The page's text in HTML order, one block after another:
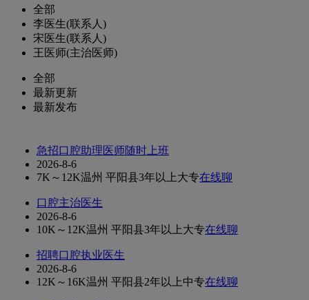
全部
李医生(联系人)
宋医生(联系人)
王医师(主治医师)
全部
最新更新
最新发布
急招口腔助理医师随时上班
2026-8-6
7K～12K温州 平阳县3年以上大专在线聊
口腔主治医生
2026-8-6
10K～12K温州 平阳县3年以上大专在线聊
招聘口腔执业医生
2026-8-6
12K～16K温州 平阳县2年以上中专在线聊